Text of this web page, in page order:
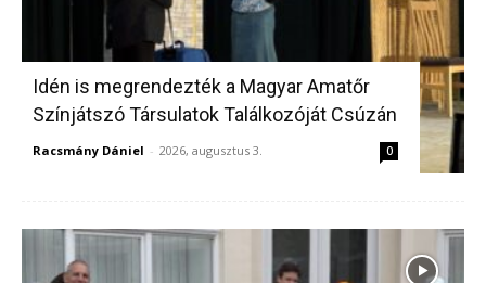
Idén is megrendezték a Magyar Amatőr
Színjátszó Társulatok Találkozóját Csúzán
Racsmány Dániel - 2026, augusztus 3. 0